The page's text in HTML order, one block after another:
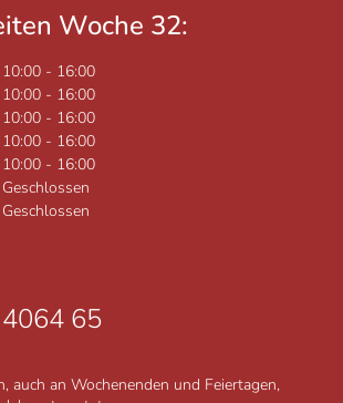
Woche 32:
10:00 - 16:00
10:00 - 16:00
10:00 - 16:00
10:00 - 16:00
10:00 - 16:00
Geschlossen
Geschlossen
65
auch an Wochenenden und Feiertagen,